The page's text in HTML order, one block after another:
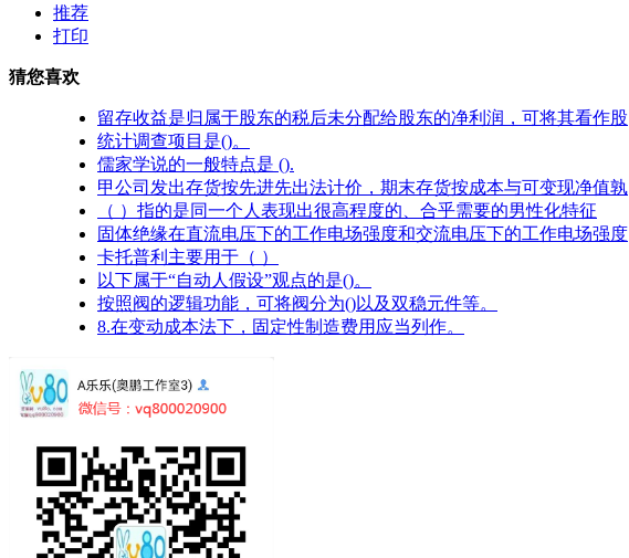
推荐
打印
猜您喜欢
留存收益是归属于股东的税后未分配给股东的净利润，可将其看作股
统计调查项目是()。
儒家学说的一般特点是 ().
甲公司发出存货按先进先出法计价，期末存货按成本与可变现净值孰
（ ）指的是同一个人表现出很高程度的、合乎需要的男性化特征
固体绝缘在直流电压下的工作电场强度和交流电压下的工作电场强度
卡托普利主要用于（ ）
以下属于“自动人假设”观点的是()。
按照阀的逻辑功能，可将阀分为()以及双稳元件等。
8.在变动成本法下，固定性制造费用应当列作。